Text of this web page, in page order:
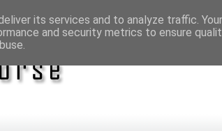
its services and to analyze traffic.
and security metrics to ensure